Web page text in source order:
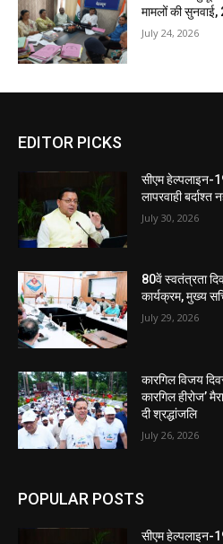
मामलों की
July 24, 2026
EDITOR PICKS
सीएम हेल्पलाइन-
लापरवाही बर्दाश्त
July 30, 2026
80वें स्वतंत्रता
कार्यक्रम, मुख्य
July 29, 2026
कारगिल विजय
कारगिल हीरोज’
दी श्रद्धांजलि
July 26, 2026
POPULAR POSTS
सीएम हेल्पलाइन-